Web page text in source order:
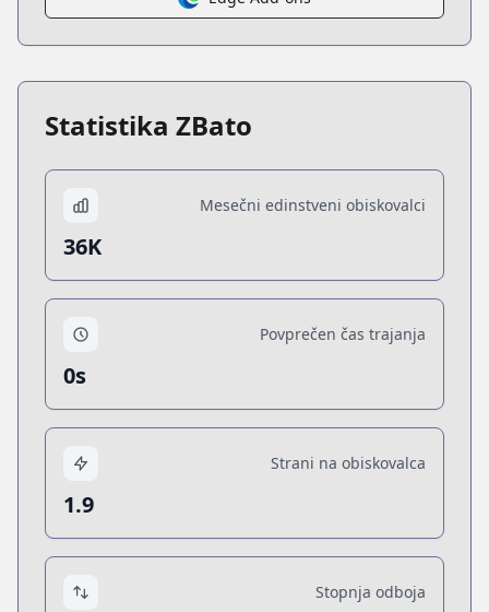
Statistika ZBato
Mesečni edinstveni obiskovalci
36K
Povprečen čas trajanja
0s
Strani na obiskovalca
1.9
Stopnja odboja